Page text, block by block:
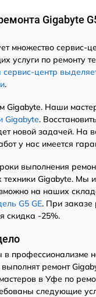
Gigabyte
множество сервис-
услуги по ремонту
центр
.
Gigabyte. Наши
Gigabyte.
новой задачей. На
у нас имеется
выполнения
техники Gigabyte. Мы
на наших
G5 GE. При заказе
скидка -25%.
в профессионализме
ремонт
в Уфе по
следующие